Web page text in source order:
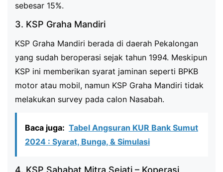
sebesar 15%.
3. KSP Graha Mandiri
KSP Graha Mandiri berada di daerah Pekalongan
yang sudah beroperasi sejak tahun 1994. Meskipun
KSP ini memberikan syarat jaminan seperti BPKB
motor atau mobil, namun KSP Graha Mandiri tidak
melakukan survey pada calon Nasabah.
Baca juga: Tabel Angsuran KUR Bank Sumut
2024 : Syarat, Bunga, & Simulasi
4. KSP Sahabat Mitra Sejati – Koperasi